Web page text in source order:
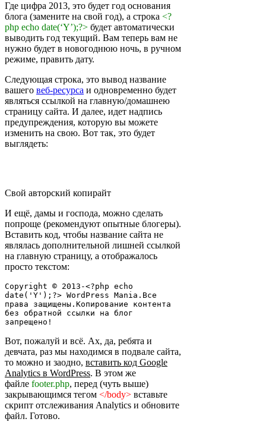
Где цифра 2013, это будет год основания
блога (замените на свой год), а строка <?
php echo date(‘Y’);?> будет автоматически
выводить год текущий. Вам теперь вам не
нужно будет в новогоднюю ночь, в ручном
режиме, править дату.
Следующая строка, это вывод название
вашего веб-ресурса и одновременно будет
являться ссылкой на главную/домашнею
страницу сайта. И далее, идет надпись
предупреждения, которую вы можете
изменить на свою. Вот так, это будет
выглядеть:
Свой авторский копирайт
И ещё, дамы и господа, можно сделать
попроще (рекомендуют опытные блогеры).
Вставить код, чтобы название сайта не
являлась дополнительной лишней ссылкой
на главную страницу, а отображалось
просто текстом:
Copyright © 2013-<?php echo
date('Y');?> WordPress Mania.Все
права защищены.Копирование контента
без обратной ссылки на блог
запрещено!
Вот, пожалуй и всё. Ах, да, ребята и
девчата, раз мы находимся в подвале сайта,
то можно и заодно, вставить код Google
Analytics в WordPress. В этом же
файле footer.php, перед (чуть выше)
закрывающимся тегом </body> вставьте
скрипт отслеживания Analytics и обновите
файл. Готово.